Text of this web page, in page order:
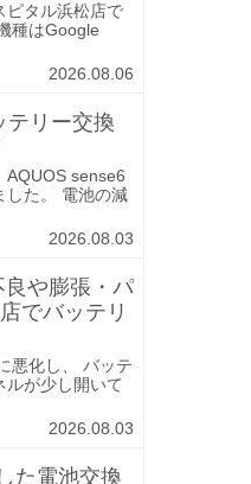
ピタル浜松店で
種はGoogle
2026.08.06
テリー交換
AQUOS sense6
した。 電池の減
2026.08.03
や膨張・パ
でバッテリ
悪化し、 バッテ
ルが少し開いて
2026.08.03
た電池交換